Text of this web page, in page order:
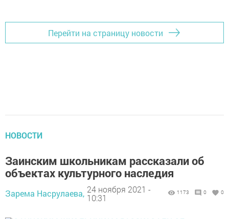
Перейти на страницу новости
НОВОСТИ
Заинским школьникам рассказали об
объектах культурного наследия
Зарема Насрулаева, 24 ноября 2021 -
10:31
1173 0 0